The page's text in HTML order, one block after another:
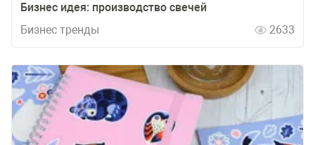
Бизнес идея: производство свечей
Бизнес тренды
2633